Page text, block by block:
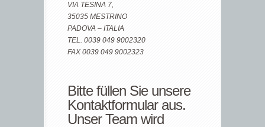
VIA TESINA 7,
35035 MESTRINO
PADOVA – ITALIA
TEL. 0039 049 9002320
FAX 0039 049 9002323
Bitte füllen Sie unsere
Kontaktformular aus.
Unser Team wird